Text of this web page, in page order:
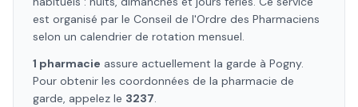
est organisé par le Conseil de l'Ordre des Pharmaciens
selon un calendrier de rotation mensuel.
1 pharmacie assure actuellement la garde à Pogny.
Pour obtenir les coordonnées de la pharmacie de
garde, appelez le 3237.